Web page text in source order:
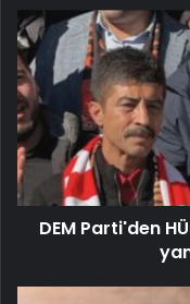
DEM Parti'den